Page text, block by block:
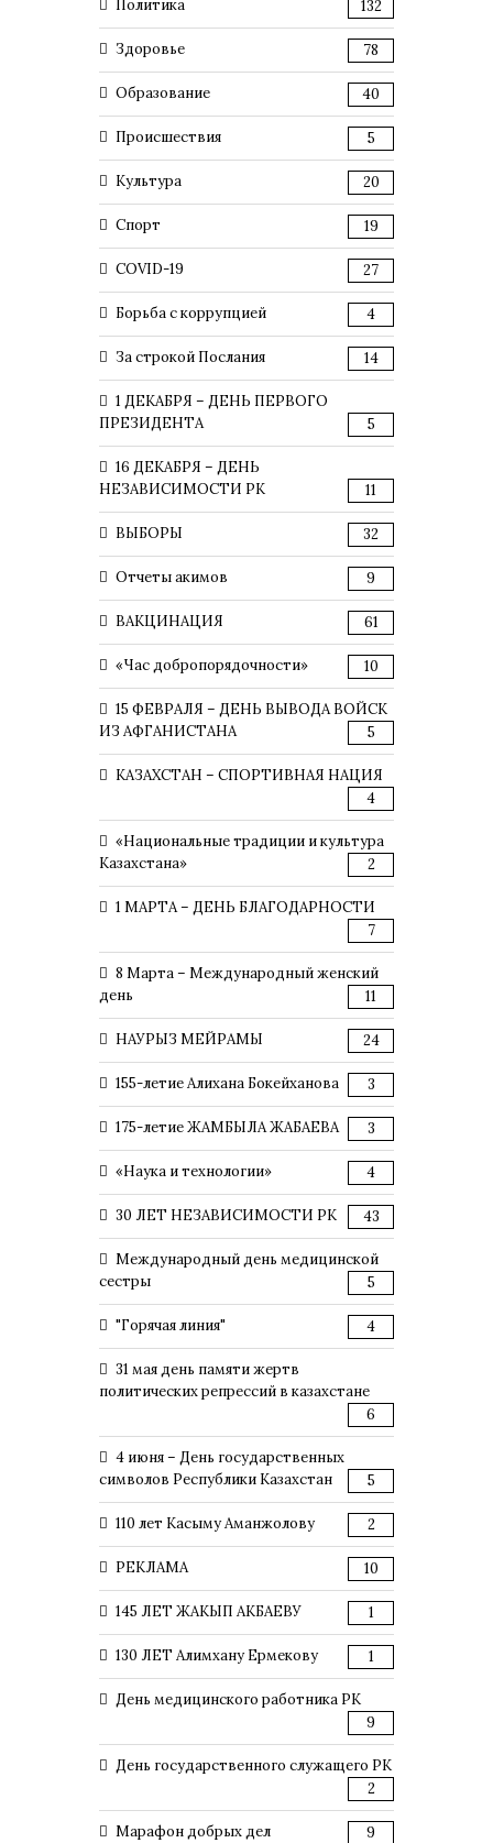
Политика 132
Здоровье 78
Образование 40
Происшествия 5
Культура 20
Спорт 19
COVID-19 27
Борьба с коррупцией 4
За строкой Послания 14
1 ДЕКАБРЯ – ДЕНЬ ПЕРВОГО
ПРЕЗИДЕНТА
5
16 ДЕКАБРЯ – ДЕНЬ
НЕЗАВИСИМОСТИ РК
11
ВЫБОРЫ 32
Отчеты акимов 9
ВАКЦИНАЦИЯ 61
«Час добропорядочности» 10
15 ФЕВРАЛЯ – ДЕНЬ ВЫВОДА ВОЙСК
ИЗ АФГАНИСТАНА
5
КАЗАХСТАН – СПОРТИВНАЯ НАЦИЯ
4
«Национальные традиции и культура
Казахстана»
2
1 МАРТА – ДЕНЬ БЛАГОДАРНОСТИ
7
8 Марта – Международный женский
день
11
НАУРЫЗ МЕЙРАМЫ 24
155-летие Алихана Бокейханова 3
175-летие ЖАМБЫЛА ЖАБАЕВА 3
«Наука и технологии» 4
30 ЛЕТ НЕЗАВИСИМОСТИ РК 43
Международный день медицинской
сестры
5
"Горячая линия" 4
31 мая день памяти жертв
политических репрессий в казахстане
6
4 июня – День государственных
символов Республики Казахстан
5
110 лет Касыму Аманжолову 2
РЕКЛАМА 10
145 ЛЕТ ЖАКЫП АКБАЕВУ 1
130 ЛЕТ Алимхану Ермекову 1
День медицинского работника РК
9
День государственного служащего РК
2
Марафон добрых дел 9